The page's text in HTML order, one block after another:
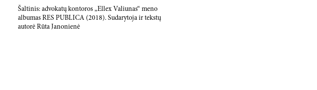
Šaltinis: advokatų kontoros „Ellex Valiunas“ meno
albumas RES PUBLICA (2018). Sudarytoja ir tekstų
autorė Rūta Janonienė